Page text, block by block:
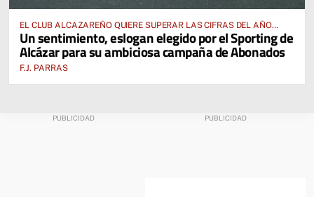
EL CLUB ALCAZAREÑO QUIERE SUPERAR LAS CIFRAS DEL AÑO
PASADO E INCLUSO DUPLICARLAS
Un sentimiento, eslogan elegido por el Sporting de
Alcázar para su ambiciosa campaña de Abonados
F.J. PARRAS